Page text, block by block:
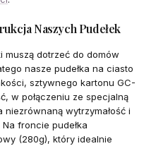
Naszych Pudełek
muszą dotrzeć do domów
nasze pudełka na ciasto
sztywnego kartonu GC-
w połączeniu ze specjalną
wytrzymałość i
froncie pudełka
(280g), który idealnie